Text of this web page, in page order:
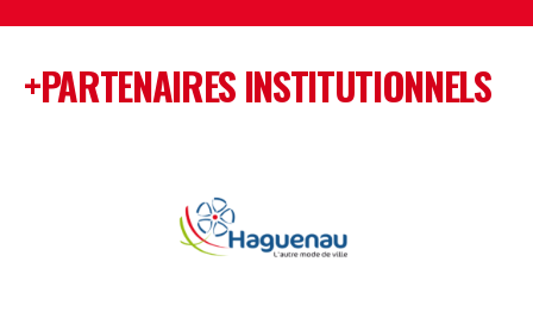
+PARTENAIRES INSTITUTIONNELS